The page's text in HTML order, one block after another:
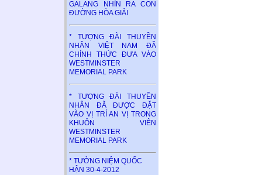
GALANG NHÌN RA CON
ĐƯỜNG HÒA GIẢI
* TƯỢNG ĐÀI THUYỀN
NHÂN VIỆT NAM ĐÃ
CHÍNH THỨC ĐƯA VÀO
WESTMINSTER
MEMORIAL PARK
* TƯỢNG ĐÀI THUYỀN
NHÂN ĐÃ ĐƯỢC ĐẶT
VÀO VỊ TRÍ AN VỊ TRONG
KHUÔN VIÊN
WESTMINSTER
MEMORIAL PARK
* TƯỞNG NIỆM QUỐC
HẬN 30-4-2012